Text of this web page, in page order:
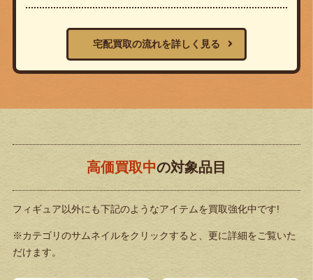
宅配買取の流れを詳しく見る
高価買取中の対象品目
フィギュア以外にも下記のようなアイテムを買取強化中です!
※カテゴリのサムネイルをクリックすると、更に詳細をご覧いた
だけます。